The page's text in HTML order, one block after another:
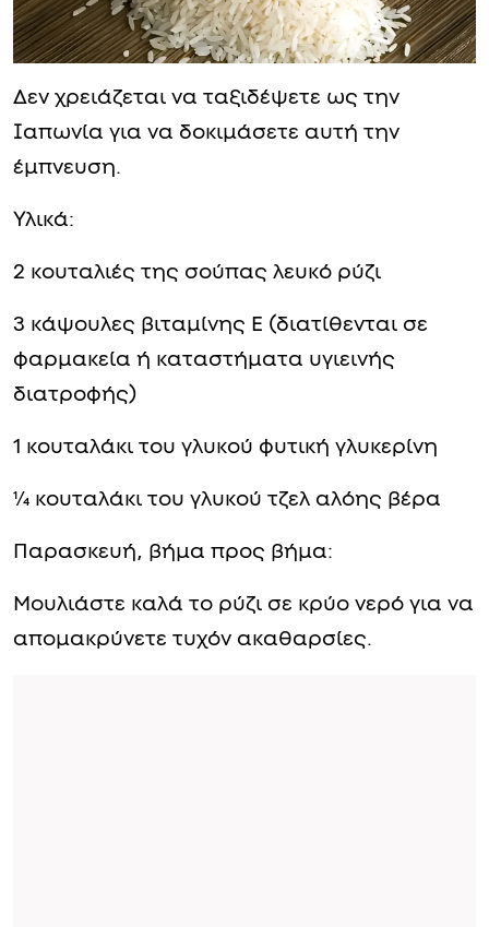
Δεν χρειάζεται να ταξιδέψετε ως την
Ιαπωνία για να δοκιμάσετε αυτή την
έμπνευση.
Υλικά:
2 κουταλιές της σούπας λευκό ρύζι
3 κάψουλες βιταμίνης Ε (διατίθενται σε
φαρμακεία ή καταστήματα υγιεινής
διατροφής)
1 κουταλάκι του γλυκού φυτική γλυκερίνη
¼ κουταλάκι του γλυκού τζελ αλόης βέρα
Παρασκευή, βήμα προς βήμα:
Μουλιάστε καλά το ρύζι σε κρύο νερό για να
απομακρύνετε τυχόν ακαθαρσίες.